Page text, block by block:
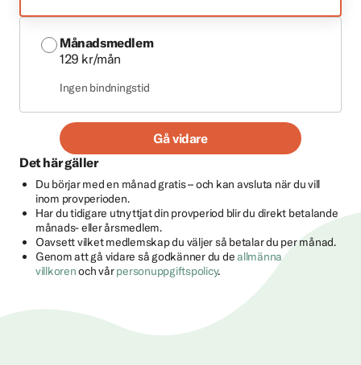
Månadsmedlem
129 kr/mån
Ingen bindningstid
Gå vidare
Det här gäller
Du börjar med en månad gratis – och kan avsluta när du vill
inom provperioden.
Har du tidigare utnyttjat din provperiod blir du direkt betalande
månads- eller årsmedlem.
Oavsett vilket medlemskap du väljer så betalar du per månad.
Genom att gå vidare så godkänner du deallmänna
villkorenoch vårpersonuppgiftspolicy.